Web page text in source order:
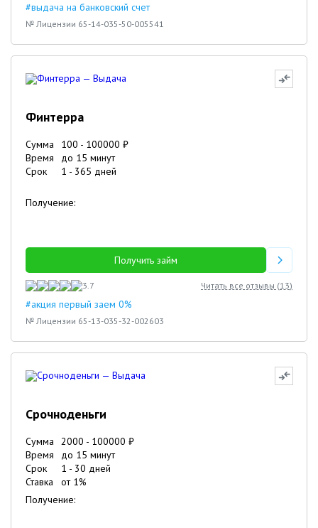
#выдача на банковский счет
№ Лицензии 65-14-035-50-005541
Финтерра
Сумма 100 - 100000 ₽
Время
до 15 минут
Срок
1 - 365 дней
Получение:
Получить займ
3.7 Читать все отзывы (13)
#акция первый заем 0%
№ Лицензии 65-13-035-32-002603
Срочноденьги
Сумма 2000 - 100000 ₽
Время
до 15 минут
Срок
1 - 30 дней
Ставка
от 1%
Получение: